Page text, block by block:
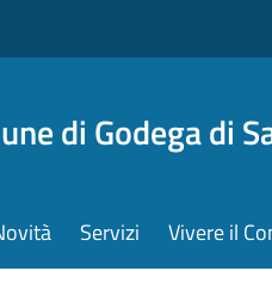
di Godega di
Servizi Vivere il